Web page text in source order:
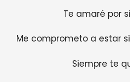
Te amaré por
Me comprometo a estar
Siempre te